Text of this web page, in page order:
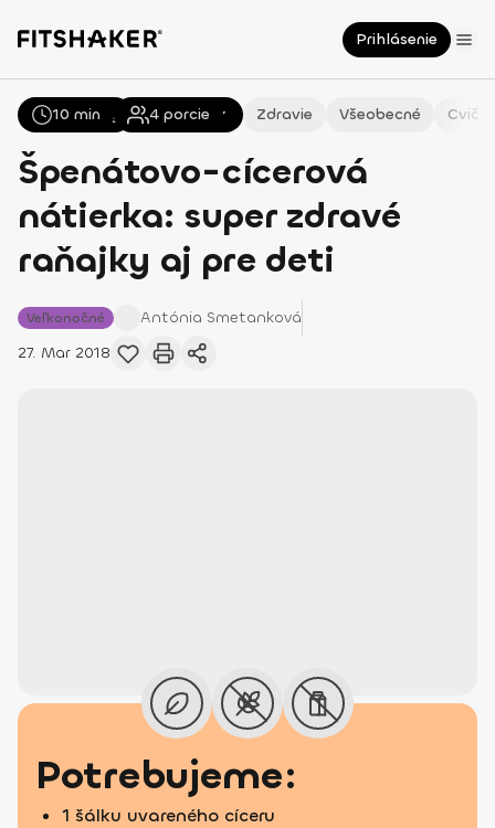
Prihlásenie
Všetky Recepty Zdravie Všeobecné
Špenátovo-cícerová
nátierka: super zdravé
raňajky aj pre deti
Veľkonočné Antónia Smetanková
27. Mar 2018
10 min 4 porcie
Potrebujeme:
1 šálku uvareného cíceru